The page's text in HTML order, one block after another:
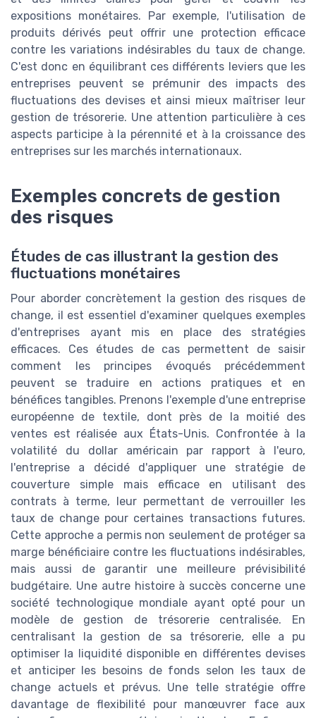
expositions monétaires. Par exemple, l'utilisation de
produits dérivés peut offrir une protection efficace
contre les variations indésirables du taux de change.
C'est donc en équilibrant ces différents leviers que les
entreprises peuvent se prémunir des impacts des
fluctuations des devises et ainsi mieux maîtriser leur
gestion de trésorerie. Une attention particulière à ces
aspects participe à la pérennité et à la croissance des
entreprises sur les marchés internationaux.
Exemples concrets de gestion
des risques
Études de cas illustrant la gestion des
fluctuations monétaires
Pour aborder concrètement la gestion des risques de
change, il est essentiel d'examiner quelques exemples
d'entreprises ayant mis en place des stratégies
efficaces. Ces études de cas permettent de saisir
comment les principes évoqués précédemment
peuvent se traduire en actions pratiques et en
bénéfices tangibles. Prenons l'exemple d'une entreprise
européenne de textile, dont près de la moitié des
ventes est réalisée aux États-Unis. Confrontée à la
volatilité du dollar américain par rapport à l'euro,
l'entreprise a décidé d'appliquer une stratégie de
couverture simple mais efficace en utilisant des
contrats à terme, leur permettant de verrouiller les
taux de change pour certaines transactions futures.
Cette approche a permis non seulement de protéger sa
marge bénéficiaire contre les fluctuations indésirables,
mais aussi de garantir une meilleure prévisibilité
budgétaire. Une autre histoire à succès concerne une
société technologique mondiale ayant opté pour un
modèle de gestion de trésorerie centralisée. En
centralisant la gestion de sa trésorerie, elle a pu
optimiser la liquidité disponible en différentes devises
et anticiper les besoins de fonds selon les taux de
change actuels et prévus. Une telle stratégie offre
davantage de flexibilité pour manœuvrer face aux